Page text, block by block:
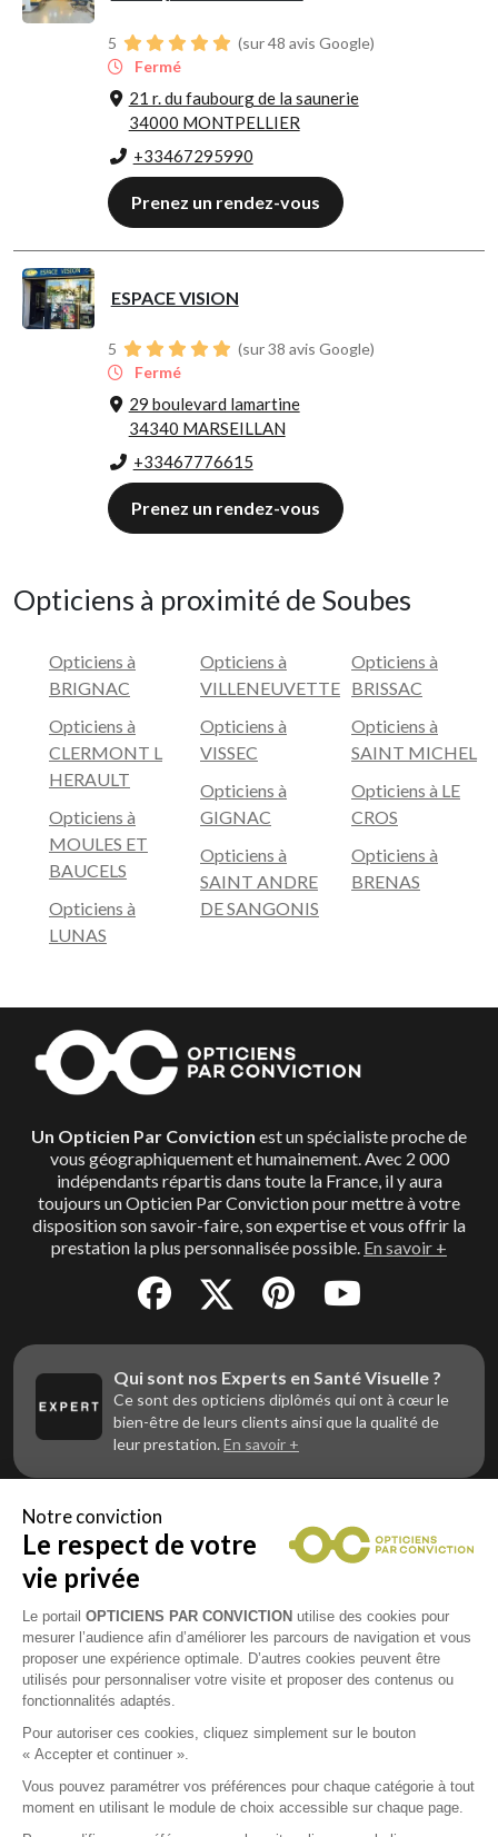
5
(sur 48 avis Google)
Fermé
21 r. du faubourg de la saunerie
34000 MONTPELLIER
+33467295990
Prenez un rendez-vous
ESPACE VISION
5
(sur 38 avis Google)
Fermé
29 boulevard lamartine
34340 MARSEILLAN
+33467776615
Prenez un rendez-vous
Opticiens à proximité de Soubes
Opticiens à
BRIGNAC
Opticiens à
CLERMONT L
HERAULT
Opticiens à
MOULES ET
BAUCELS
Opticiens à
LUNAS
Opticiens à
VILLENEUVETTE
Opticiens à
VISSEC
Opticiens à
GIGNAC
Opticiens à
SAINT ANDRE
DE SANGONIS
Opticiens à
BRISSAC
Opticiens à
SAINT MICHEL
Opticiens à LE
CROS
Opticiens à
BRENAS
Un Opticien Par Conviction est un spécialiste proche de
vous géographiquement et humainement. Avec 2 000
indépendants répartis dans toute la France, il y aura
toujours un Opticien Par Conviction pour mettre à votre
disposition son savoir-faire, son expertise et vous offrir la
prestation la plus personnalisée possible. En savoir +
Qui sont nos Experts en Santé Visuelle ?
Ce sont des opticiens diplômés qui ont à cœur le
bien-être de leurs clients ainsi que la qualité de
leur prestation. En savoir +
Vous êtes un professionnel de la vue et
vous souhaitez nous rejoindre ?
Contactez Alliance Optic, la centrale d’achats et
d’accompagnement des opticiens indépendants
Notre conviction
Le respect de votre
vie privée
Le portail OPTICIENS PAR CONVICTION utilise des cookies pour
mesurer l’audience afin d’améliorer les parcours de navigation et vous
proposer une expérience optimale. D’autres cookies peuvent être
utilisés pour personnaliser votre visite et proposer des contenus ou
fonctionnalités adaptés.
Pour autoriser ces cookies, cliquez simplement sur le bouton
« Accepter et continuer ».
Vous pouvez paramétrer vos préférences pour chaque catégorie à tout
moment en utilisant le module de choix accessible sur chaque page.